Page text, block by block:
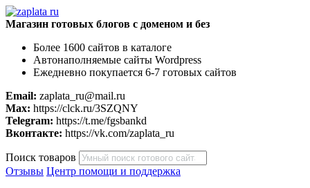
Магазин готовых блогов с доменом и без
Более 1600 сайтов в каталоге
Автонаполняемые сайты Wordpress
Ежедневно покупается 6-7 готовых сайтов
Email: zaplata_ru@mail.ru
Max: https://clck.ru/3SZQNY
Telegram: https://t.me/fgsbankd
Вконтакте: https://vk.com/zaplata_ru
Поиск товаров
Отзывы Центр помощи и поддержка